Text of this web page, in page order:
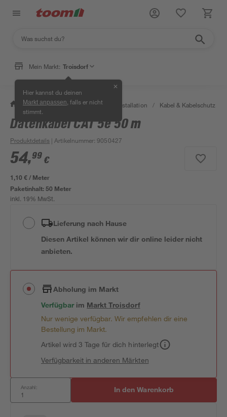
Mein Markt: Troisdorf
Hier kannst du deinen
Markt anpassen , falls er nicht
stimmt.
✕
/ Bauen & Renovieren / Elektroinstallation / Kabel & Kabelschutz
Datenkabel CAT 5e 50 m
Produktdetails | Artikelnummer:9050427
54,99 €
1,10 € / Meter
Paketinhalt:50 Meter
inkl. 19% MwSt.
Lieferung nach Hause
Diesen Artikel können wir dir online leider nicht
anbieten.
Abholung im Markt
Verfügbar im MarktTroisdorf
Nur wenige verfügbar. Wir empfehlen dir eine
Bestellung im Markt.
Artikel wird 3 Tage für dich hinterlegt
Verfügbarkeit in anderen Märkten
Anzahl: In den Warenkorb